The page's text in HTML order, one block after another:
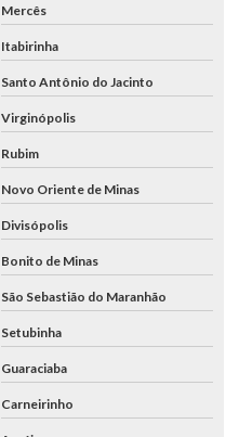
Mercês
Itabirinha
Santo Antônio do Jacinto
Virginópolis
Rubim
Novo Oriente de Minas
Divisópolis
Bonito de Minas
São Sebastião do Maranhão
Setubinha
Guaraciaba
Carneirinho